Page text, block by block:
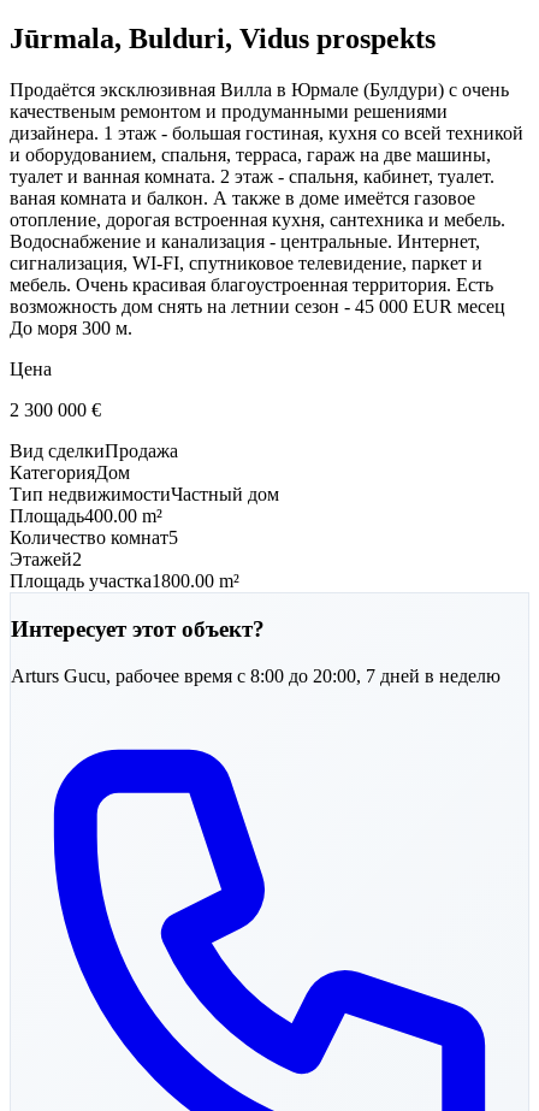
Jūrmala, Bulduri, Vidus prospekts
Продаётся эксклюзивная Вилла в Юрмале (Булдури) с очень
качественым ремонтом и продуманными решениями
дизайнера. 1 этаж - большая гостиная, кухня со всей техникой
и оборудованием, спальня, терраса, гараж на две машины,
туалет и ванная комната. 2 этаж - спальня, кабинет, туалет.
ваная комната и балкон. А также в доме имеётся газовое
отопление, дорогая встроенная кухня, сантехника и мебель.
Водоснабжение и канализация - центральные. Интернет,
сигнализация, WI-FI, спутниковое телевидение, паркет и
мебель. Очень красивая благоустроенная территория. Есть
возможность дом снять на летнии сезон - 45 000 EUR месец
До моря 300 м.
Цена
2 300 000 €
Вид сделкиПродажа
КатегорияДом
Тип недвижимостиЧастный дом
Площадь400.00 m²
Количество комнат5
Этажей2
Площадь участка1800.00 m²
Интересует этот объект?
Arturs Gucu, рабочее время с 8:00 до 20:00, 7 дней в неделю